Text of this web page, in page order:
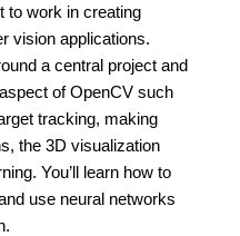
to work in creating
vision applications.
a central project and
of OpenCV such
tracking, making
the 3D visualization
You’ll learn how to
use neural networks